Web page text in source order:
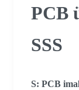
PCB
SSS
S: PCB